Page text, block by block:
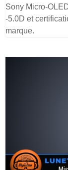
Sony Micro-
-5.0D et
marque.